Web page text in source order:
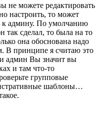
не можете редактировать
настроить, то может
к админу. По умолчанию
так сделал, то была на то
она обоснована надо
В принципе я считаю это
админ Вы значит вы
и там что-то
групповые
шаблоны…